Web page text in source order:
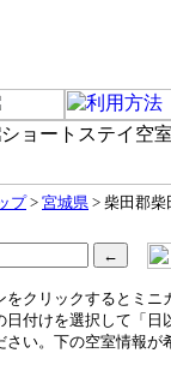
プ> 宮城県 > 柴田郡柴
クリックするとミニ
日付けを選択して「日
さい。下の空室情報が